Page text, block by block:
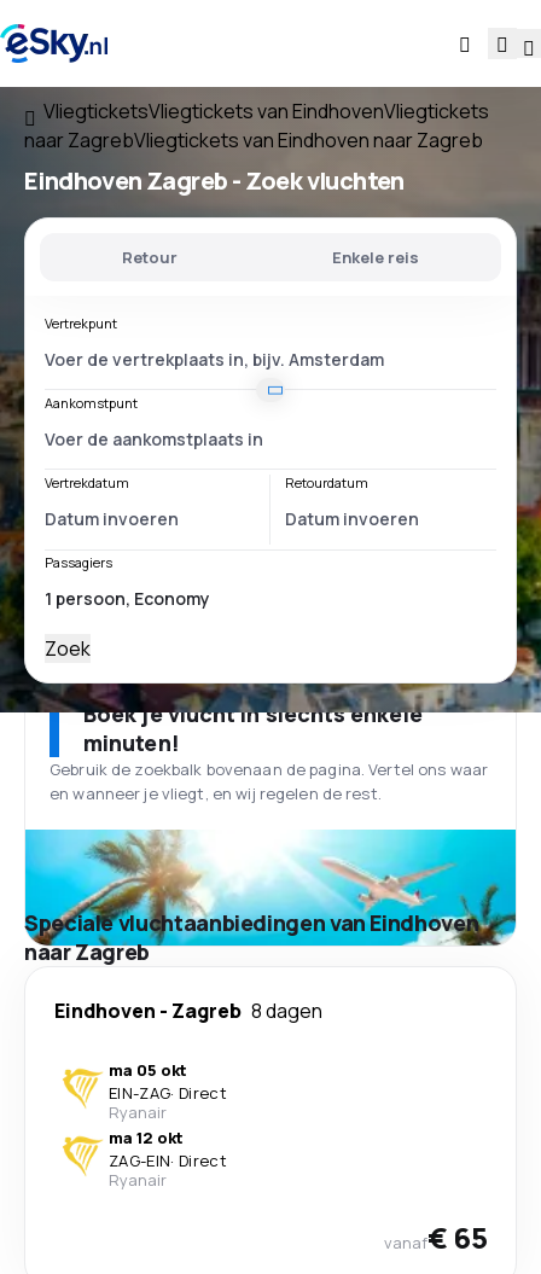
VliegticketsVliegtickets van EindhovenVliegtickets
naar ZagrebVliegtickets van Eindhoven naar Zagreb
Eindhoven Zagreb- Zoek vluchten
Retour Enkele reis
Vertrekpunt
Aankomstpunt
Vertrekdatum Retourdatum
Passagiers
Zoek
Boek je vlucht in slechts enkele
minuten!
Gebruik de zoekbalk bovenaan de pagina. Vertel ons waar
en wanneer je vliegt, en wij regelen de rest.
Speciale vluchtaanbiedingen van Eindhoven
naar Zagreb
Eindhoven - Zagreb 8 dagen
ma 05 okt
EIN-ZAG· Direct
Ryanair
ma 12 okt
ZAG-EIN· Direct
Ryanair
vanaf€ 65